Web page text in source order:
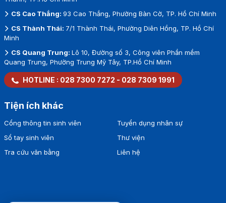
CS Cao Thắng: 93 Cao Thắng, Phường Bàn Cờ, TP. Hồ Chí Minh
CS Thành Thái: 7/1 Thành Thái, Phường Diên Hồng, TP. Hồ Chí
Minh
CS Quang Trung: Lô 10, Đường số 3, Công viên Phần mềm
Quang Trung, Phường Trung Mỹ Tây, TP.Hồ Chí Minh
HOTLINE : 028 7300 7272 - 028 7309 1991
Tiện ích khác
Cổng thông tin sinh viên
Sổ tay sinh viên
Tra cứu văn bằng
Tuyển dụng nhân sự
Thư viện
Liên hệ